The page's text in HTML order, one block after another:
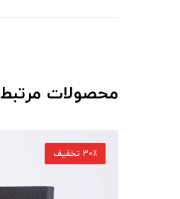
محصولات مرتبط
30٪ تخفیف